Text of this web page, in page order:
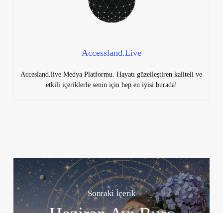
Accessland.Live
Accesland.live Medya Platformu. Hayatı güzelleştiren kaliteli ve
etkili içeriklerle senin için hep en iyisi burada!
Sonraki İçerik